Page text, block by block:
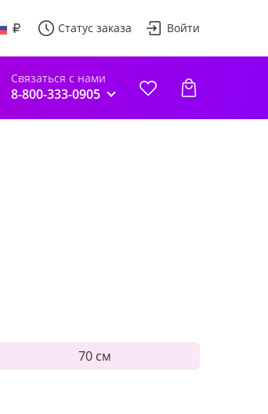
Статус заказа Войти
Связаться с нами
8-800-333-0905
70 см